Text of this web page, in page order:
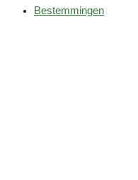
Bestemmingen